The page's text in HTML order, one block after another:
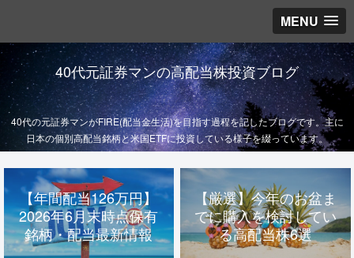
MENU
40代元証券マンの高配当株投資ブログ
40代の元証券マンがFIRE(配当金生活)を目指す過程を記したブログです。主に
日本の個別高配当銘柄と米国ETFに投資している様子を綴っています。
【年間配当126万円】
2026年6月末時点保有
銘柄・配当最新情報
【厳選】今年のお盆ま
でに購入を検討してい
る高配当株6選